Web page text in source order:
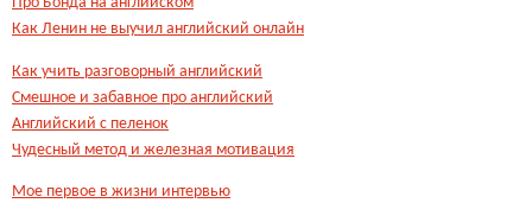
Как Ленин не выучил английский онлайн
Как учить разговорный английский
Смешное и забавное про английский
Английский с пеленок
Чудесный метод и железная мотивация
Мое первое в жизни интервью